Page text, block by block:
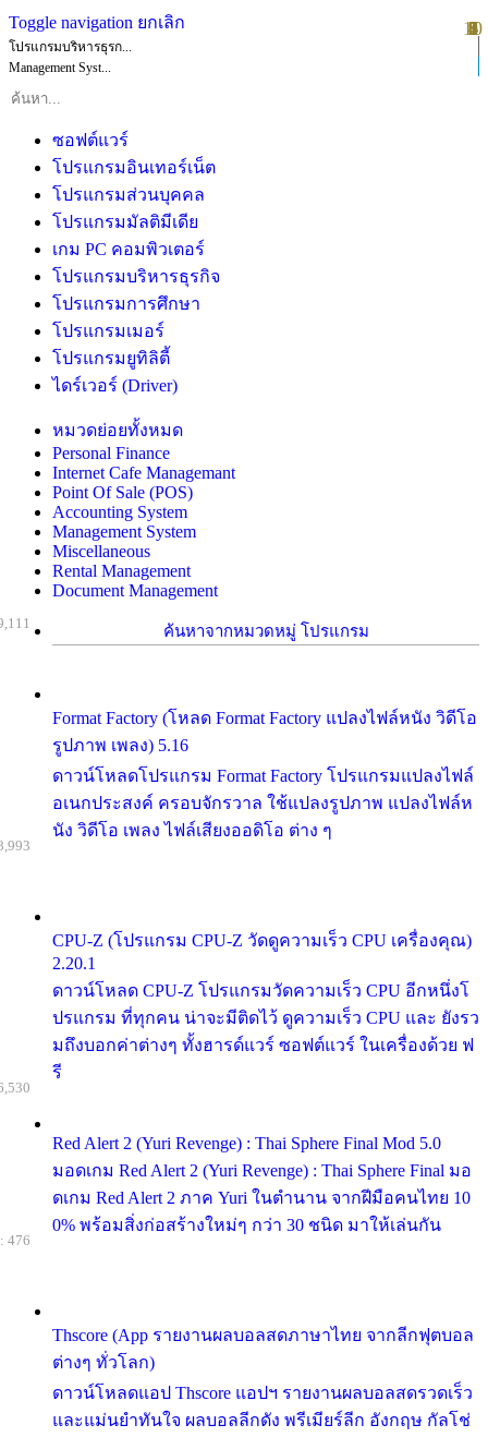
Toggle navigation ยกเลิก
โปรแกรมบริหารธุรก...
Management Syst...
ซอฟต์แวร์
โปรแกรมอินเทอร์เน็ต
โปรแกรมส่วนบุคคล
โปรแกรมมัลติมีเดีย
เกม PC คอมพิวเตอร์
โปรแกรมบริหารธุรกิจ
โปรแกรมการศึกษา
โปรแกรมเมอร์
โปรแกรมยูทิลิตี้
ไดร์เวอร์ (Driver)
หมวดย่อยทั้งหมด
Personal Finance
Internet Cafe Managemant
Point Of Sale (POS)
Accounting System
Management System
Miscellaneous
Rental Management
Document Management
ค้นหาจากหมวดหมู่ โปรแกรม
Format Factory (โหลด Format Factory แปลงไฟล์หนัง วิดีโอ
รูปภาพ เพลง) 5.16
ดาวน์โหลดโปรแกรม Format Factory โปรแกรมแปลงไฟล์
อเนกประสงค์ ครอบจักรวาล ใช้แปลงรูปภาพ แปลงไฟล์ห
นัง วิดีโอ เพลง ไฟล์เสียงออดิโอ ต่าง ๆ
CPU-Z (โปรแกรม CPU-Z วัดดูความเร็ว CPU เครื่องคุณ)
2.20.1
ดาวน์โหลด CPU-Z โปรแกรมวัดความเร็ว CPU อีกหนึ่งโ
ปรแกรม ที่ทุกคน น่าจะมีติดไว้ ดูความเร็ว CPU และ ยังรว
มถึงบอกค่าต่างๆ ทั้งฮารด์แวร์ ซอฟต์แวร์ ในเครื่องด้วย ฟ
รี
Red Alert 2 (Yuri Revenge) : Thai Sphere Final Mod 5.0
มอดเกม Red Alert 2 (Yuri Revenge) : Thai Sphere Final มอ
ดเกม Red Alert 2 ภาค Yuri ในตำนาน จากฝีมือคนไทย 10
0% พร้อมสิ่งก่อสร้างใหม่ๆ กว่า 30 ชนิด มาให้เล่นกัน
Thscore (App รายงานผลบอลสดภาษาไทย จากลีกฟุตบอล
ต่างๆ ทั่วโลก)
ดาวน์โหลดแอป Thscore แอปฯ รายงานผลบอลสดรวดเร็ว
และแม่นยำทันใจ ผลบอลลีกดัง พรีเมียร์ลีก อังกฤษ กัลโช่
476
1
2
3
4
5
6
7
8
9
10